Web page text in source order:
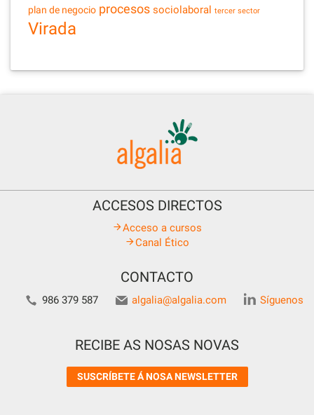
plan de negocio procesos sociolaboral tercer sector
Virada
ACCESOS DIRECTOS
Acceso a cursos
Canal Ético
CONTACTO
986 379 587 algalia@algalia.com Síguenos
RECIBE AS NOSAS NOVAS
SUSCRÍBETE Á NOSA NEWSLETTER